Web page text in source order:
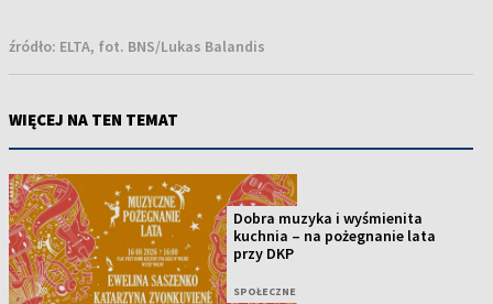
źródło: ELTA, fot. BNS/Lukas Balandis
WIĘCEJ NA TEN TEMAT
Dobra muzyka i wyśmienita
kuchnia – na pożegnanie lata
przy DKP
SPOŁECZNE